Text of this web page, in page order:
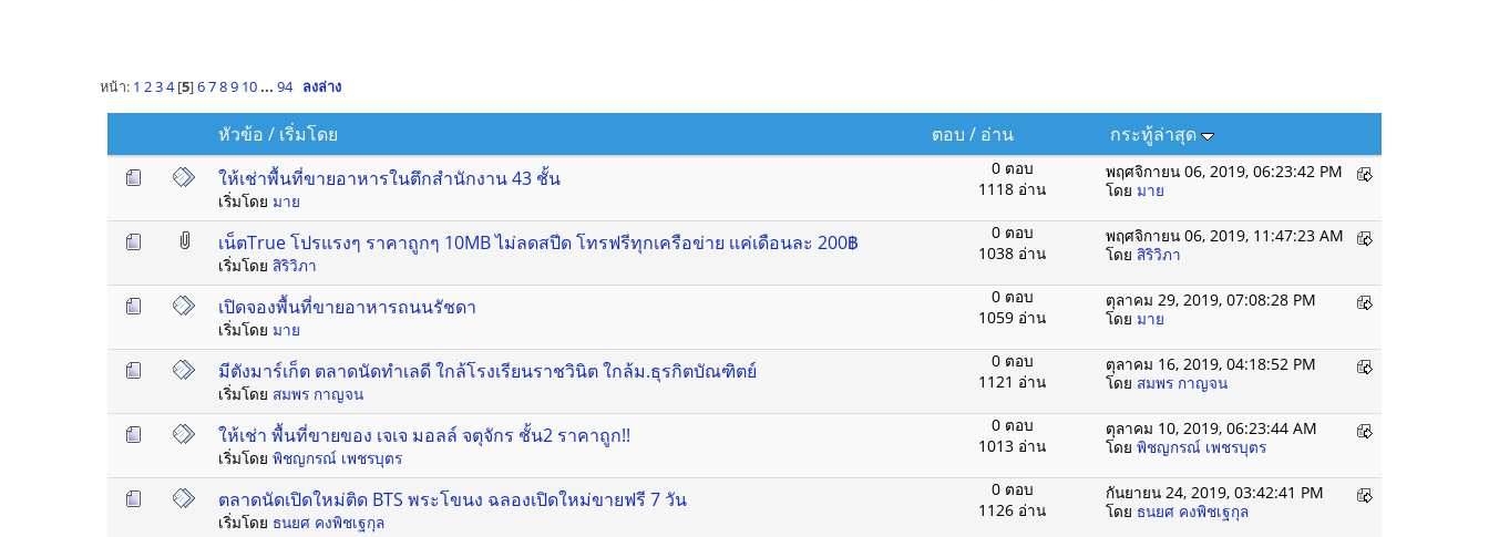
หน้า: 1 2 3 4[5]6 7 8 9 10 ... 94 ลงล่าง
หัวข้อ / เริ่มโดย ตอบ / อ่าน
กระทู้ล่าสุด
ให้เช่าพื้นที่ขายอาหารในตึกสำนักงาน 43 ชั้น
เริ่มโดย มาย
0 ตอบ
1118 อ่าน
พฤศจิกายน 06, 2019, 06:23:42 PM
โดย มาย
เน็ตTrue โปรแรงๆ ราคาถูกๆ 10MB ไม่ลดสปีด โทรฟรีทุกเครือข่าย เเค่เดือนละ 200฿
เริ่มโดย สิริวิภา
0 ตอบ
1038 อ่าน
พฤศจิกายน 06, 2019, 11:47:23 AM
โดย สิริวิภา
เปิดจองพื้นที่ขายอาหารถนนรัชดา
เริ่มโดย มาย
0 ตอบ
1059 อ่าน
ตุลาคม 29, 2019, 07:08:28 PM
โดย มาย
มีตังมาร์เก็ต ตลาดนัดทำเลดี ใกล้โรงเรียนราชวินิต ใกล้ม.ธุรกิตบัณฑิตย์
เริ่มโดย สมพร กาญจน
0 ตอบ
1121 อ่าน
ตุลาคม 16, 2019, 04:18:52 PM
โดย สมพร กาญจน
ให้เช่า พื้นที่ขายของ เจเจ มอลล์ จตุจักร ชั้น2 ราคาถูก!!
เริ่มโดย พิชญกรณ์ เพชรบุตร
0 ตอบ
1013 อ่าน
ตุลาคม 10, 2019, 06:23:44 AM
โดย พิชญกรณ์ เพชรบุตร
ตลาดนัดเปิดใหม่ติด BTS พระโขนง ฉลองเปิดใหม่ขายฟรี 7 วัน
เริ่มโดย ธนยศ คงพิชเฐกุล
0 ตอบ
1126 อ่าน
กันยายน 24, 2019, 03:42:41 PM
โดย ธนยศ คงพิชเฐกุล